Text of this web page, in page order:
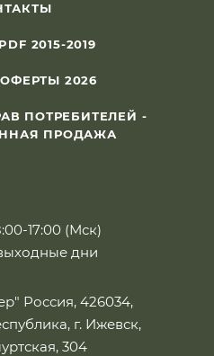
2015-2019
2026
ПОТРЕБИТЕЛЕЙ -
ПРОДАЖА
17:00 (Мск)
дни
Россия, 426034,
г. Ижевск,
304